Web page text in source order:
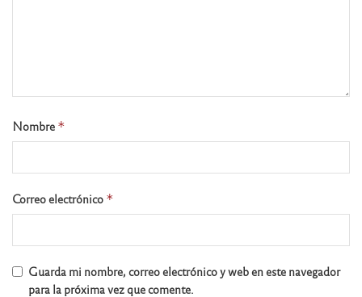
Nombre *
Correo electrónico *
Guarda mi nombre, correo electrónico y web en este navegador
para la próxima vez que comente.